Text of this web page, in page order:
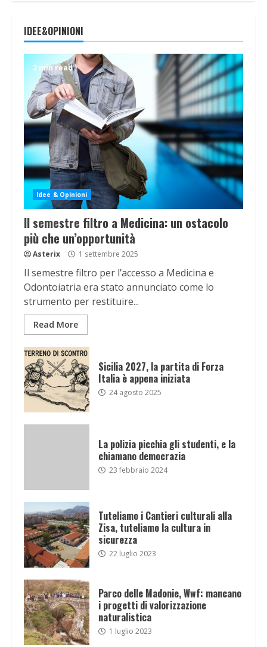
IDEE&OPINIONI
2 min read
Idee & Opinioni
Il semestre filtro a Medicina: un ostacolo
più che un’opportunità
Asterix 1 settembre 2025
Il semestre filtro per l’accesso a Medicina e
Odontoiatria era stato annunciato come lo
strumento per restituire...
Read More
Sicilia 2027, la partita di Forza
Italia è appena iniziata
24 agosto 2025
La polizia picchia gli studenti, e la
chiamano democrazia
23 febbraio 2024
Tuteliamo i Cantieri culturali alla
Zisa, tuteliamo la cultura in
sicurezza
22 luglio 2023
Parco delle Madonie, Wwf: mancano
i progetti di valorizzazione
naturalistica
1 luglio 2023